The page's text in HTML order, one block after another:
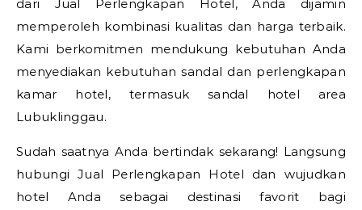
dari Jual Perlengkapan Hotel, Anda dijamin
memperoleh kombinasi kualitas dan harga terbaik.
Kami berkomitmen mendukung kebutuhan Anda
menyediakan kebutuhan sandal dan perlengkapan
kamar hotel, termasuk sandal hotel area
Lubuklinggau.
Sudah saatnya Anda bertindak sekarang! Langsung
hubungi Jual Perlengkapan Hotel dan wujudkan
hotel Anda sebagai destinasi favorit bagi